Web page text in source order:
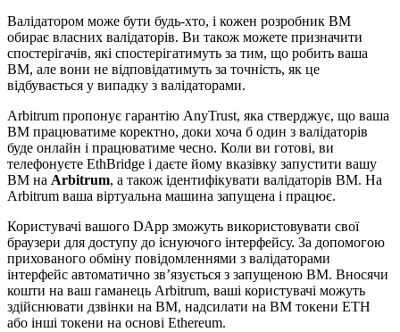
Валідатором може бути будь-хто, і кожен розробник ВМ
обирає власних валідаторів. Ви також можете призначити
спостерігачів, які спостерігатимуть за тим, що робить ваша
ВМ, але вони не відповідатимуть за точність, як це
відбувається у випадку з валідаторами.
Arbitrum пропонує гарантію AnyTrust, яка стверджує, що ваша
ВМ працюватиме коректно, доки хоча б один з валідаторів
буде онлайн і працюватиме чесно. Коли ви готові, ви
телефонуєте EthBridge і даєте йому вказівку запустити вашу
ВМ на Arbitrum, а також ідентифікувати валідаторів ВМ. На
Arbitrum ваша віртуальна машина запущена і працює.
Користувачі вашого DApp зможуть використовувати свої
браузери для доступу до існуючого інтерфейсу. За допомогою
прихованого обміну повідомленнями з валідаторами
інтерфейс автоматично зв’язується з запущеною ВМ. Вносячи
кошти на ваш гаманець Arbitrum, ваші користувачі можуть
здійснювати дзвінки на ВМ, надсилати на ВМ токени ETH
або інші токени на основі Ethereum.